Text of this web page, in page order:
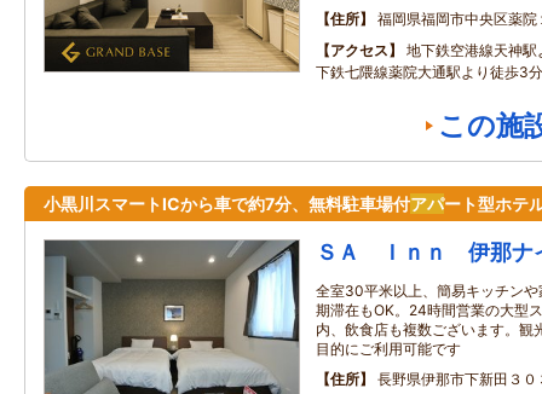
住所
福岡県福岡市中央区薬
アクセス
地下鉄空港線天神
下鉄七隈線薬院大通駅より徒歩3
この施
小黒川スマートICから車で約7分、無料駐車場付アパート型ホテ
ＳＡ Ｉｎｎ 伊那ナ
全室30平米以上、簡易キッチン
期滞在もOK。24時間営業の大型
内、飲食店も複数ございます。観
目的にご利用可能です
住所
長野県伊那市下新田３０